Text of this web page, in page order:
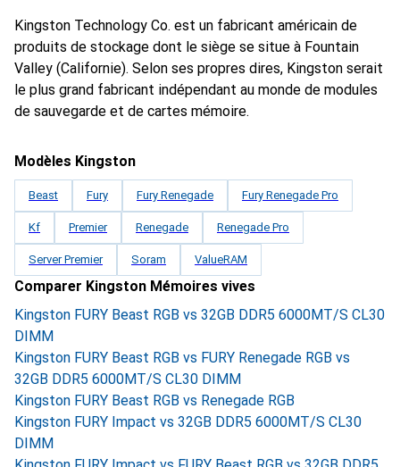
Kingston Technology Co. est un fabricant américain de
produits de stockage dont le siège se situe à Fountain
Valley (Californie). Selon ses propres dires, Kingston serait
le plus grand fabricant indépendant au monde de modules
de sauvegarde et de cartes mémoire.
Modèles Kingston
Beast Fury Fury Renegade Fury Renegade Pro
Kf Premier Renegade Renegade Pro
Server Premier Soram ValueRAM
Comparer Kingston Mémoires vives
Kingston FURY Beast RGB vs 32GB DDR5 6000MT/S CL30
DIMM
Kingston FURY Beast RGB vs FURY Renegade RGB vs
32GB DDR5 6000MT/S CL30 DIMM
Kingston FURY Beast RGB vs Renegade RGB
Kingston FURY Impact vs 32GB DDR5 6000MT/S CL30
DIMM